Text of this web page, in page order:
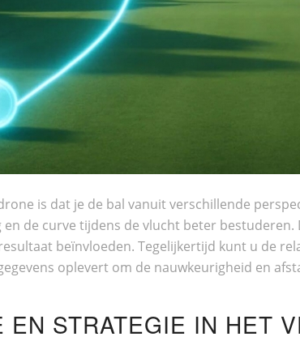
is dat je de bal vanuit verschillende
de curve tijdens de vlucht beter
beïnvloeden. Tegelijkertijd kunt u de
oplevert om de nauwkeurigheid en
STRATEGIE IN HET